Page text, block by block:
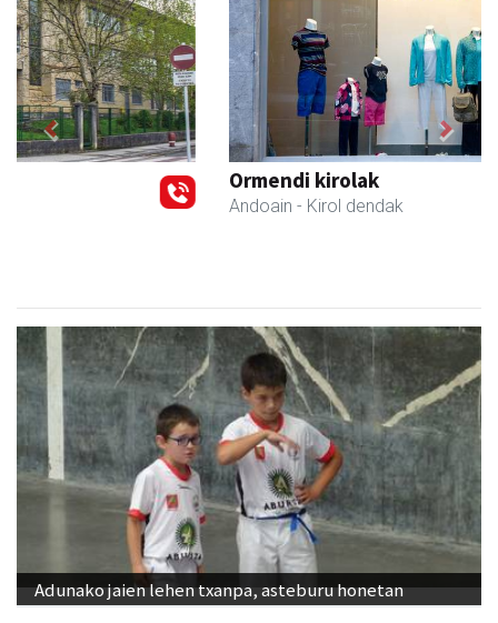
Ormendi kirolak
- Kirol dendak
Previous Next
Adunako jaien lehen txanpa, asteburu honetan